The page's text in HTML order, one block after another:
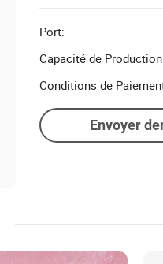
Port:
Capacité de
Conditions de
Envoyer